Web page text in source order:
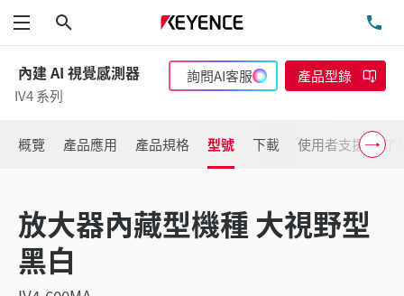
功能表
內建 AI 視覺感測器
IV4 系列
詢問AI客服 產品型錄
概覽 產品應用 產品規格 型號 下載 使用者支援 了
放大器內藏型機種 大視野型
黑白